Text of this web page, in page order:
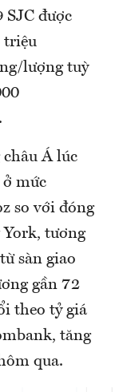
được
triệu
lượng tuỳ
Á lúc
mức
so với đóng
tương
sàn giao
gần 72
theo tỷ giá
tăng
qua.